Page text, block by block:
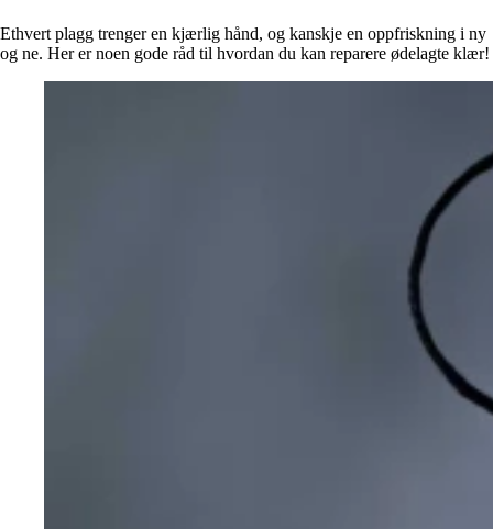
Reise
Informasjon
Tilbehør
Klær
Reise
Informasjon
Tilbehør
Ethvert plagg trenger en kjærlig hånd, og kanskje en oppfriskning i ny
og ne. Her er noen gode råd til hvordan du kan reparere ødelagte klær!